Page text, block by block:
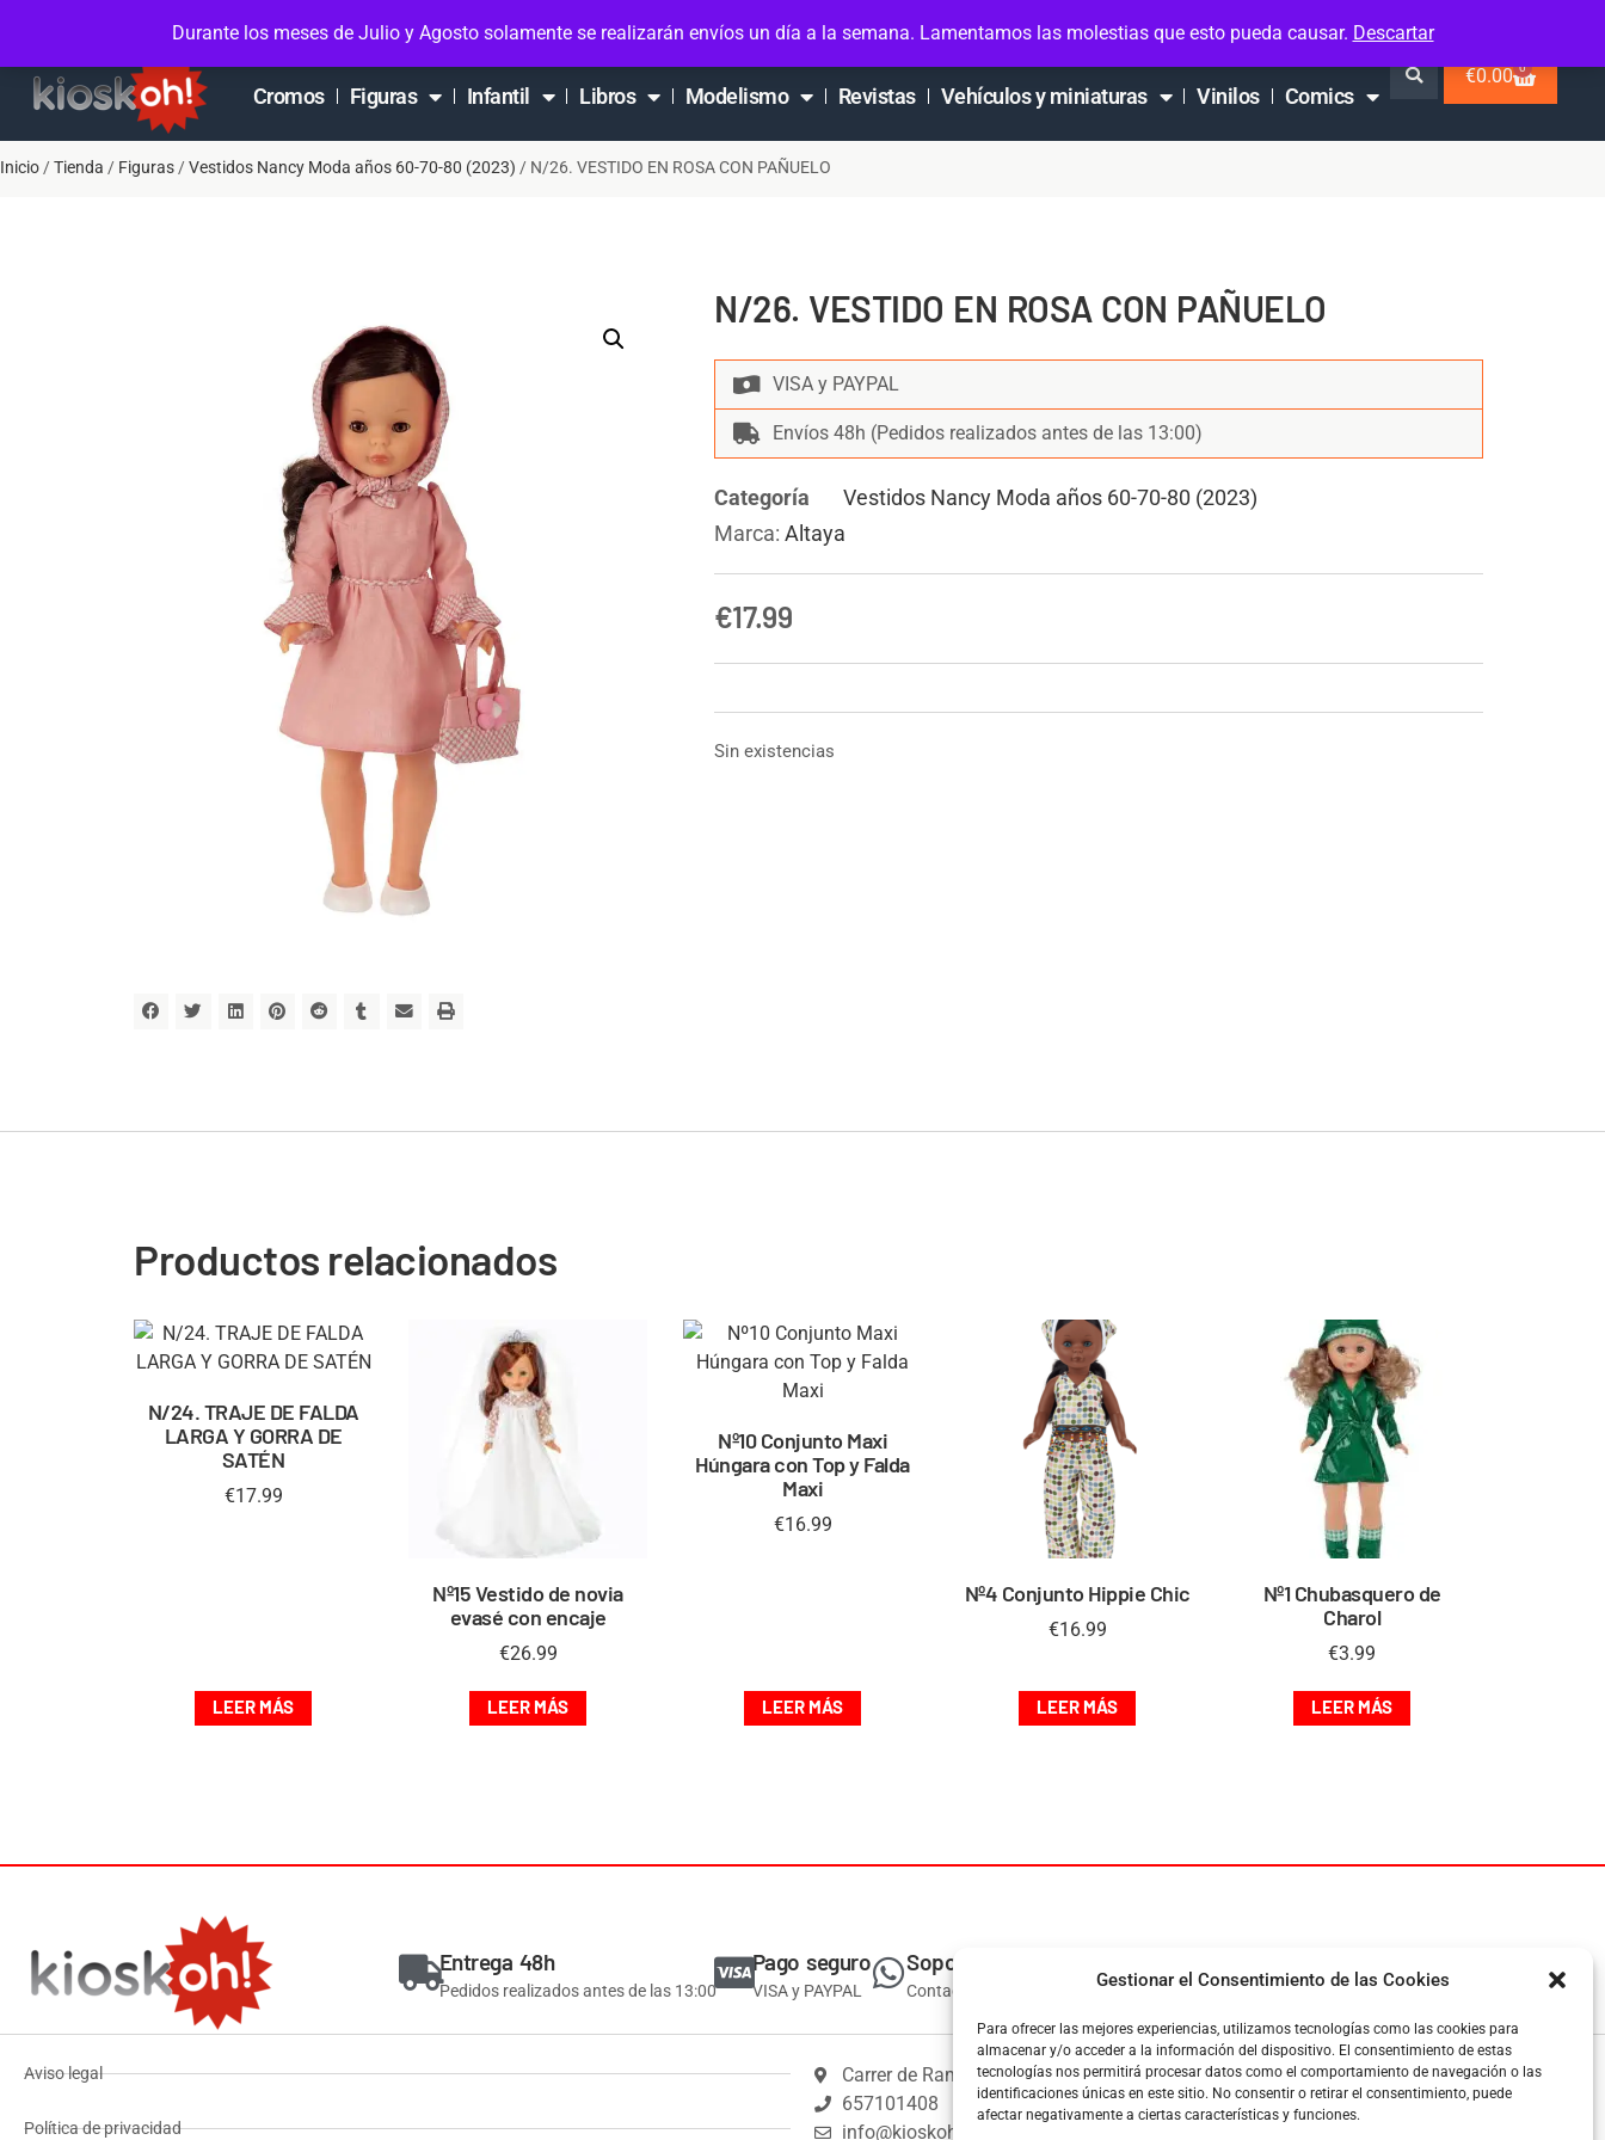
Gestionar el Consentimiento de las Cookies
Para ofrecer las mejores experiencias, utilizamos tecnologías como las cookies para
almacenar y/o acceder a la información del dispositivo. El consentimiento de estas
tecnologías nos permitirá procesar datos como el comportamiento de navegación o las
identificaciones únicas en este sitio. No consentir o retirar el consentimiento, puede
afectar negativamente a ciertas características y funciones.
Durante los meses de Julio y Agosto solamente se realizarán envíos un día a la semana. Lamentamos las molestias que esto pueda causar. Descartar
Soporte en Whatsapp ContactoMi cuenta
Cromos Figuras Infantil Libros Modelismo Revistas Vehículos y miniaturas Vinilos Comics
€0.00 0
Inicio /Tienda / Figuras /Vestidos Nancy Moda años 60-70-80 (2023) / N/26. VESTIDO EN ROSA CON PAÑUELO
N/26. VESTIDO EN ROSA CON PAÑUELO
VISA y PAYPAL
Envíos 48h (Pedidos realizados antes de las 13:00)
Categoría
Vestidos Nancy Moda años 60-70-80 (2023)
Marca: Altaya
€17.99
Sin existencias
Productos relacionados
N/24. TRAJE DE FALDA
LARGA Y GORRA DE
SATÉN
€17.99
LEER MÁS
Nº15 Vestido de novia
evasé con encaje
€26.99
LEER MÁS
Nº10 Conjunto Maxi
Húngara con Top y Falda
Maxi
€16.99
LEER MÁS
Nº4 Conjunto Hippie Chic
€16.99
LEER MÁS
Nº1 Chubasquero de
Charol
€3.99
LEER MÁS
Entrega 48h
Pedidos realizados antes de las 13:00
Pago seguro
VISA y PAYPAL
Soporte
Contacta por Whatsapp Devoluciones
Aviso legal
Política de privacidad
Carrer de Ramón y Cajal, 158, 08024 Barcelona
657101408
info@kioskoh.com